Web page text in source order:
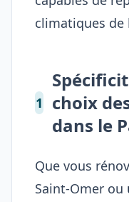
climatiques de
1
choix
dans le
Que vous
Saint-Omer ou